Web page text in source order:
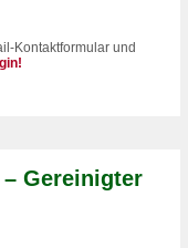
Kontaktformular und
– Gereinigter